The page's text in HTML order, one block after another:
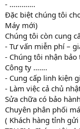
- ………….
Đặc biệt chúng tôi
Máy mới)
Chúng tôi còn cung
- Tư vấn miễn phí –
- Chúng tôi nhận
Công ty …….
- Cung cấp linh kiện
- Làm việc cả chủ
Sửa chữa có bảo
Chuyên phân phối
( Khách hàng tỉnh